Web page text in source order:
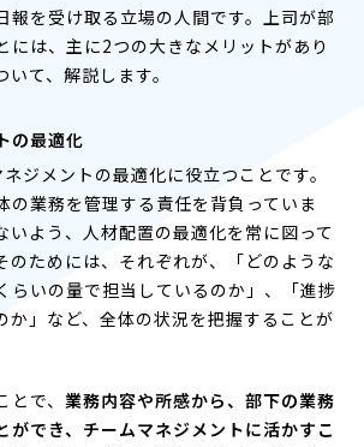
報を受け取る立場の人間です。上司が部
には、主に2つの大きなメリットがあり
て、解説します。
の最適化
ジメントの最適化に役立つことです。
の業務を管理する責任を背負っていま
いよう、人材配置の最適化を常に図って
のためには、それぞれが、「どのような
らいの量で担当しているのか」、「進捗
か」など、全体の状況を把握することが
で、 業務内容や所感から、部下の業務
ができ、チームマネジメントに活かすこ